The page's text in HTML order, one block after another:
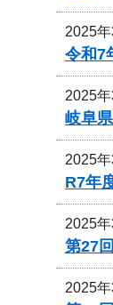
2025
令和7
2025
岐阜
2025
R7年
2025
第27
2025